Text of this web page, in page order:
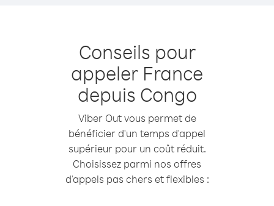
Conseils pour
appeler France
depuis Congo
Viber Out vous permet de
bénéficier d'un temps d'appel
supérieur pour un coût réduit.
Choisissez parmi nos offres
d'appels pas chers et flexibles :